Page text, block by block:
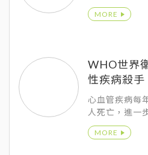
升最快，自40
歲的女性乳癌
MORE
WHO世界
性疾病殺手
梗塞、猝死
心血管疾病每
人死亡，進一
亡、健康頭號
MORE